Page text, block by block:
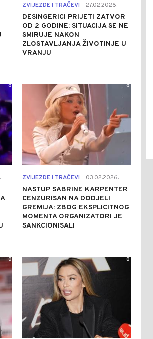
ZVIJEZDE I TRAČEVI 27.02.2026.
DESINGERICI PRIJETI ZATVOR
OD 2 GODINE: SITUACIJA SE NE
SMIRUJE NAKON
ZLOSTAVLJANJA ŽIVOTINJE U
VRANJU
0
ZVIJEZDE I TRAČEVI 03.02.2026.
NASTUP SABRINE KARPENTER
CENZURISAN NA DODJELI
GREMIJA: ZBOG EKSPLICITNOG
MOMENTA ORGANIZATORI JE
SANKCIONISALI
0
0 0